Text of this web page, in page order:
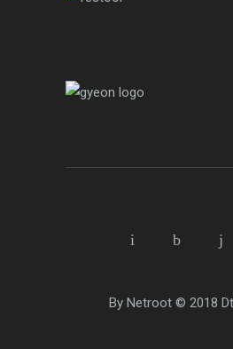
By Netroot © 2018